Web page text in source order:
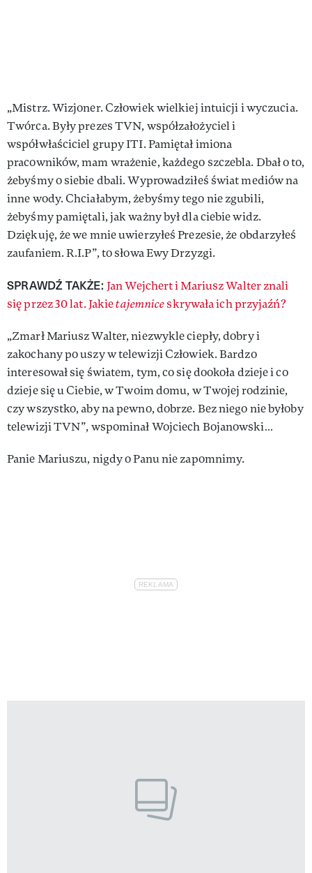
„Mistrz. Wizjoner. Człowiek wielkiej intuicji i wyczucia.
Twórca. Były prezes TVN, współzałożyciel i
współwłaściciel grupy ITI. Pamiętał imiona
pracowników, mam wrażenie, każdego szczebla. Dbał o to,
żebyśmy o siebie dbali. Wyprowadziłeś świat mediów na
inne wody. Chciałabym, żebyśmy tego nie zgubili,
żebyśmy pamiętali, jak ważny był dla ciebie widz.
Dziękuję, że we mnie uwierzyłeś Prezesie, że obdarzyłeś
zaufaniem. R.I.P”, to słowa Ewy Drzyzgi.
SPRAWDŹ TAKŻE: Jan Wejchert i Mariusz Walter znali
się przez 30 lat. Jakietajemniceskrywała ich przyjaźń?
„Zmarł Mariusz Walter, niezwykle ciepły, dobry i
zakochany po uszy w telewizji Człowiek. Bardzo
interesował się światem, tym, co się dookoła dzieje i co
dzieje się u Ciebie, w Twoim domu, w Twojej rodzinie,
czy wszystko, aby na pewno, dobrze. Bez niego nie byłoby
telewizji TVN”, wspominał Wojciech Bojanowski…
Panie Mariuszu, nigdy o Panu nie zapomnimy.